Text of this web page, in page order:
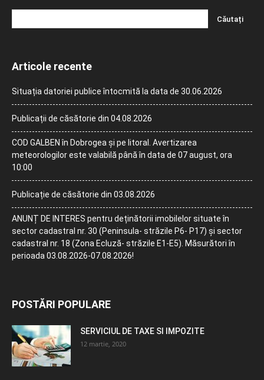
Articole recente
Situația datoriei publice întocmită la data de 30.06.2026
Publicații de căsătorie din 04.08.2026
COD GALBEN în Dobrogea și pe litoral. Avertizarea
meteorologilor este valabilă până în data de 07 august, ora
10:00
Publicație de căsătorie din 03.08.2026
ANUNȚ DE INTERES pentru deținătorii imobilelor situate în
sector cadastral nr. 30 (Peninsula- străzile P6- P17) și sector
cadastral nr. 18 (Zona Ecluză- străzile E1-E5). Măsurători în
perioada 03.08.2026-07.08.2026!
POSTĂRI POPULARE
SERVICIUL DE TAXE SI IMPOZITE
12 martie, 2020